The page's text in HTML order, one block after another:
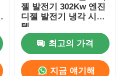
젤 발전기 302Kw 엔진
디젤 발전기 냉각 시스
템
최고의 가격
지금 얘기해